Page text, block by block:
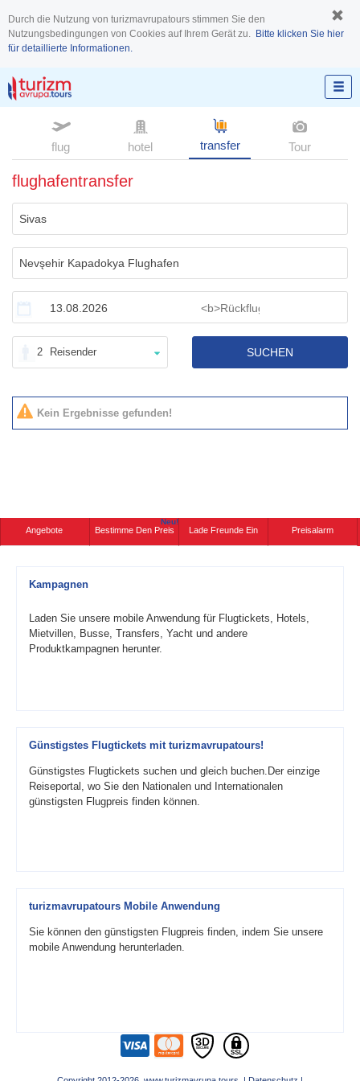
Durch die Nutzung von turizmavrupatours stimmen Sie den
Nutzungsbedingungen von Cookies auf Ihrem Gerät zu. Bitte klicken Sie hier
für detaillierte Informationen.
flug hotel transfer Tour
flughafentransfer
2 Reisender SUCHEN
Kein Ergebnisse gefunden!
Angebote Bestimme Den Preis
Neu!
Lade Freunde Ein Preisalarm
Kampagnen
Laden Sie unsere mobile Anwendung für Flugtickets, Hotels,
Mietvillen, Busse, Transfers, Yacht und andere
Produktkampagnen herunter.
Günstigstes Flugtickets mit turizmavrupatours!
Günstigstes Flugtickets suchen und gleich buchen.Der einzige
Reiseportal, wo Sie den Nationalen und Internationalen
günstigsten Flugpreis finden können.
turizmavrupatours Mobile Anwendung
Sie können den günstigsten Flugpreis finden, indem Sie unsere
mobile Anwendung herunterladen.